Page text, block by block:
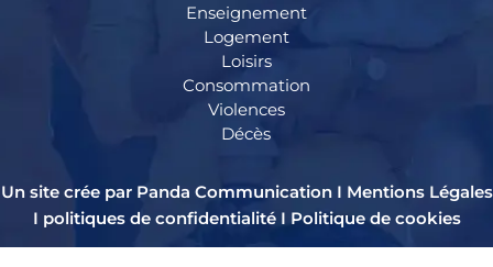
Enseignement
Logement
Loisirs
Consommation
Violences
Décès
Un site crée par Panda Communication I Mentions Légales
I politiques de confidentialitéI Politique de cookies